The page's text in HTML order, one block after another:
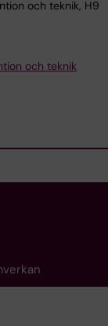
och teknik, H9
och teknik